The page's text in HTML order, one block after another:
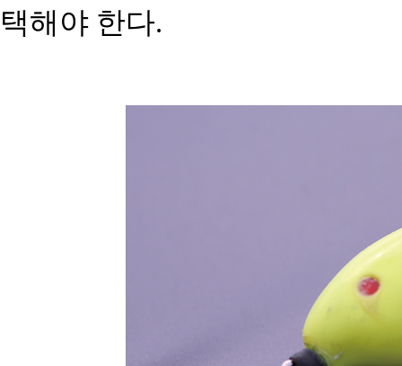
택해야 한다.